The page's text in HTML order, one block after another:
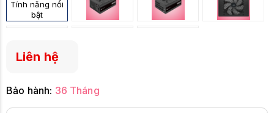
Tính năng nổi
bật
Liên hệ
Bảo hành: 36 Tháng